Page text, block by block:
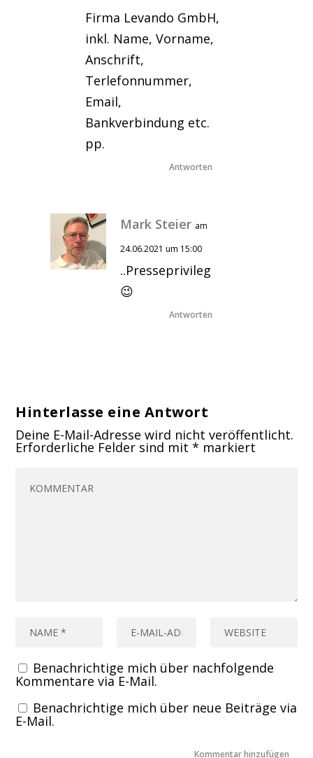
Firma Levando GmbH,
inkl. Name, Vorname,
Anschrift,
Terlefonnummer,
Email,
Bankverbindung etc.
pp.
Antworten
Mark Steier am
24.06.2021 um 15:00
..Presseprivileg
😉
Antworten
Hinterlasse eine Antwort
Deine E-Mail-Adresse wird nicht veröffentlicht.
Erforderliche Felder sind mit* markiert
Benachrichtige mich über nachfolgende
Kommentare via E-Mail.
Benachrichtige mich über neue Beiträge via
E-Mail.